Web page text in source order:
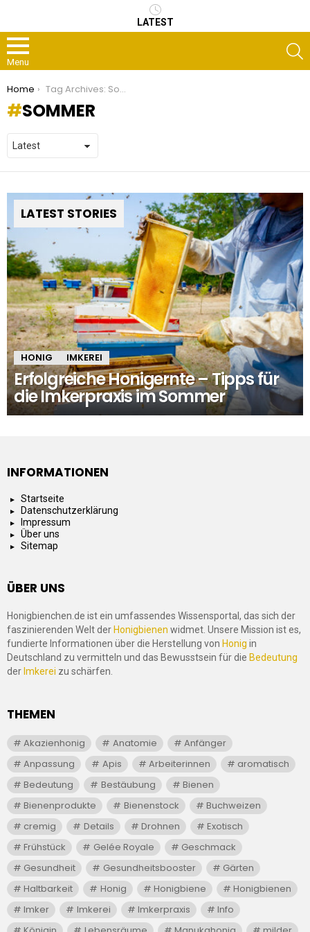
LATEST
Menu
You are here:
Home Tag Archives: Sommer
SOMMER
LATEST STORIES
HONIG IMKEREI
Erfolgreiche Honigernte – Tipps für
die Imkerpraxis im Sommer
INFORMATIONEN
Startseite
Datenschutzerklärung
Impressum
Über uns
Sitemap
ÜBER UNS
Honigbienchen.de ist ein umfassendes Wissensportal, das sich der
faszinierenden Welt der Honigbienen widmet. Unsere Mission ist es,
fundierte Informationen über die Herstellung von Honig in
Deutschland zu vermitteln und das Bewusstsein für die Bedeutung
der Imkerei zu schärfen.
THEMEN
Akazienhonig Anatomie
Anfänger
Anpassung
Apis Arbeiterinnen
aromatisch
Bedeutung
Bestäubung
Bienen
Bienenprodukte
Bienenstock
Buchweizen
cremig
Details Drohnen
Exotisch
Frühstück
Gelée Royale
Geschmack
Gesundheit
Gesundheitsbooster
Gärten
Haltbarkeit
Honig Honigbiene
Honigbienen
Imker
Imkerei Imkerpraxis
Info